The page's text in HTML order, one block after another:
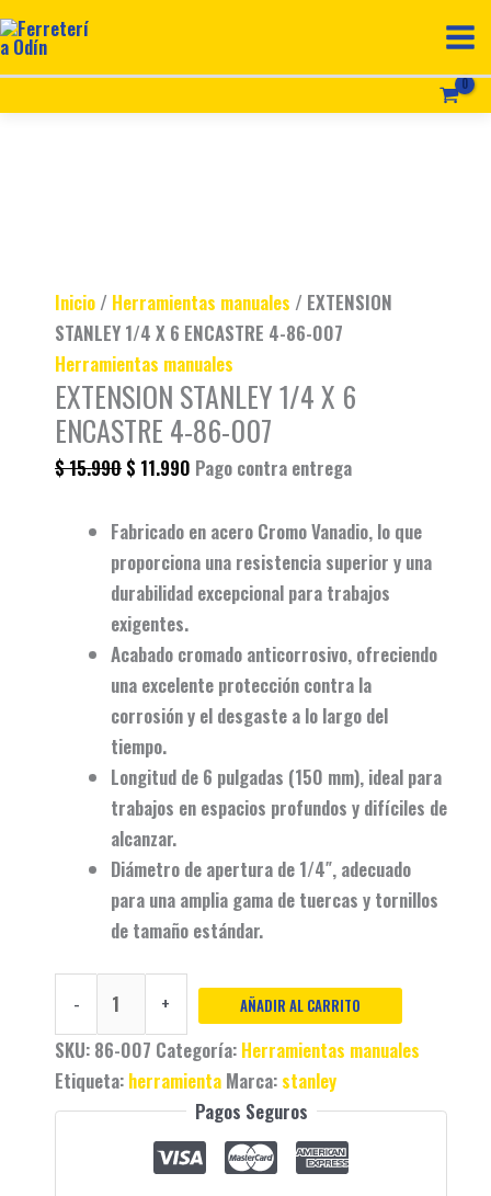
Ir
Inicio / Herramientas manuales / EXTENSION
STANLEY 1/4 X 6 ENCASTRE 4-86-007
Herramientas manuales
EXTENSION STANLEY 1/4 X 6
ENCASTRE 4-86-007
$15.990
Original
$ 11.990
Current
Pago contra entrega
Fabricado en acero Cromo Vanadio, lo que
proporciona una resistencia superior y una
durabilidad excepcional para trabajos
exigentes.
Acabado cromado anticorrosivo, ofreciendo
una excelente protección contra la
corrosión y el desgaste a lo largo del
tiempo.
Longitud de 6 pulgadas (150 mm), ideal para
trabajos en espacios profundos y difíciles de
alcanzar.
Diámetro de apertura de 1/4″, adecuado
para una amplia gama de tuercas y tornillos
de tamaño estándar.
-
EXTENSION
007
cantidad
+ AÑADIR AL CARRITO
SKU: 86-007 Categoría: Herramientas manuales
Etiqueta: herramienta Marca: stanley
Pagos Seguros
Original
Current
Original Current
Original Current
OriginalCurrent